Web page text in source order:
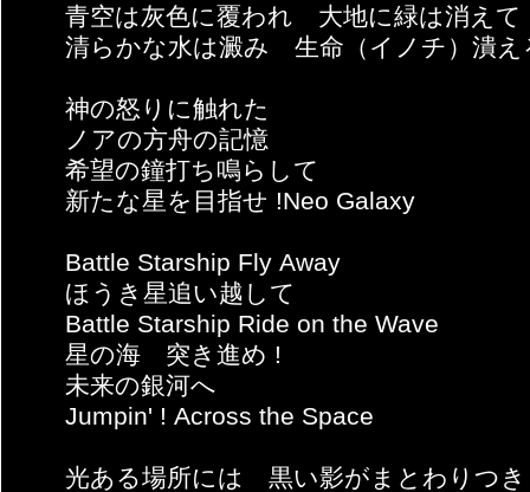
青空は灰色に覆われ 大地に緑は消えて
清らかな水は澱み 生命（イノチ）潰え
神の怒りに触れた
ノアの方舟の記憶
希望の鐘打ち鳴らして
新たな星を目指せ !Neo Galaxy
Battle Starship Fly Away
ほうき星追い越して
Battle Starship Ride on the Wave
星の海 突き進め !
未来の銀河へ
Jumpin' ! Across the Space
光ある場所には 黒い影がまとわりつき